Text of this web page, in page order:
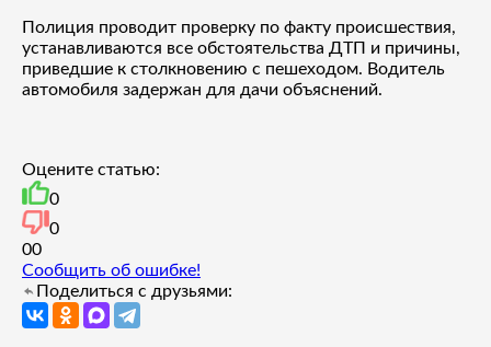
Полиция проводит проверку по факту происшествия,
устанавливаются все обстоятельства ДТП и причины,
приведшие к столкновению с пешеходом. Водитель
автомобиля задержан для дачи объяснений.
Оцените статью:
0
0
00
Сообщить об ошибке!
Поделиться с друзьями: